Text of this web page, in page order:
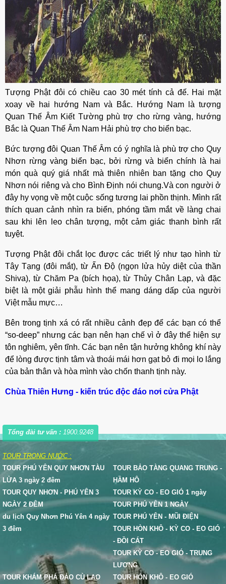
Tượng Phật đôi có chiều cao 30 mét tính cả đế. Hai mặt
xoay về hai hướng Nam và Bắc. Hướng Nam là tượng
Quan Thế Âm Kiết Tường phù trợ cho rừng vàng, hướng
Bắc là Quan Thế Âm Nam Hải phù trợ cho biển bạc.
Bức tượng đôi Quan Thế Âm có ý nghĩa là phù trợ cho Quy
Nhơn rừng vàng biển bạc, bởi rừng và biển chính là hai
món quà quý giá nhất mà thiên nhiên ban tặng cho Quy
Nhơn nói riêng và cho Bình Định nói chung.Và con người ở
đây hy vọng về một cuộc sống tương lai phồn thịnh. Mình rất
thích quan cảnh nhìn ra biển, phóng tầm mắt về làng chai
sau khi lên leo chân tượng, một cảm giác thanh bình rất
tuyệt.
Tượng Phật đôi chắt lọc được các triết lý như tạo hình từ
Tây Tạng (đôi mắt), từ Ấn Độ (ngọn lửa hủy diệt của thần
Shiva), từ Chăm Pa (bích họa), từ Thủy Chân Lạp, và đặc
biệt là một giải phẫu hình thể mang dáng dấp của người
Việt mẫu mực…
Bên trong tịnh xá có rất nhiều cảnh đẹp để các bạn có thể
“so-deep” nhưng các bạn nên hạn chế vì ở đây thể hiện sự
tôn nghiêm, yên tĩnh. Các bạn nên tận hưởng không khí này
để lòng được tịnh tâm và thoái mái hơn gạt bỏ đi mọi lo lắng
của bản thân và hòa mình vào chốn thanh tịnh này.
Chùa Thiên Hưng - kiến trúc độc đáo nơi cửa Phật
Tổng đài tư vấn : 1900.9248
TOUR TRONG NƯỚC :
TOUR PHÚ YÊN QUY NHƠN TÀU
LỬA 3 ngày 2 đêm
TOUR QUY NHƠN - PHÚ YÊN 3
NGÀY 2 ĐÊM
du lịch Quy Nhơn Phú Yên 4 ngày
3 đêm
TOUR BẢO TÀNG QUANG TRUNG -
HẦM HÔ
TOUR KỲ CO - EO GIÓ 1 ngày
TOUR PHÚ YÊN 1 NGÀY
TOUR PHÚ YÊN - MŨI ĐIỆN
TOUR HÒN KHÔ - KỲ CO - EO GIÓ
- ĐỒI CÁT
TOUR KỲ CO - EO GIÓ - TRUNG
LƯƠNG
TOUR KHÁM PHÁ ĐẢO CÙ LAO
TOUR HÒN KHÔ - EO GIÓ